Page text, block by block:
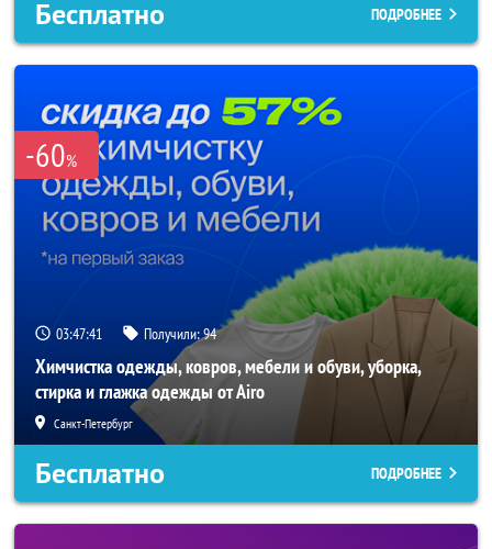
Бесплатно ПОДРОБНЕЕ
-60%
03:47:40 Получили:94
Химчистка одежды, ковров, мебели и обуви, уборка,
стирка и глажка одежды от Airo
Санкт-Петербург
Бесплатно ПОДРОБНЕЕ